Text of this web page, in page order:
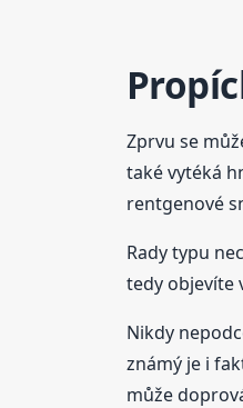
Zprvu se
také vytéká
rentgenové
Rady typu
tedy objevíte
Nikdy
známý je i
může